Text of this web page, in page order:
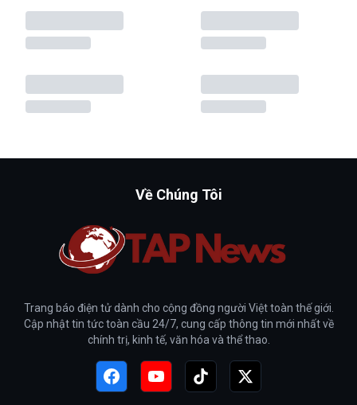
Về Chúng Tôi
Trang báo điện tử dành cho cộng đồng người Việt toàn thế giới.
Cập nhật tin tức toàn cầu 24/7, cung cấp thông tin mới nhất về
chính trị, kinh tế, văn hóa và thể thao.